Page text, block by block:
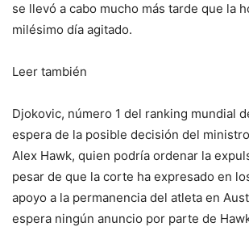
se llevó a cabo mucho más tarde que la
milésimo día agitado.
Leer también
Djokovic, número 1 del ranking mundial
espera de la posible decisión del
Alex Hawk, quien podría ordenar la
pesar de que la corte ha expresado en
apoyo a la permanencia del atleta en
espera ningún anuncio por parte de